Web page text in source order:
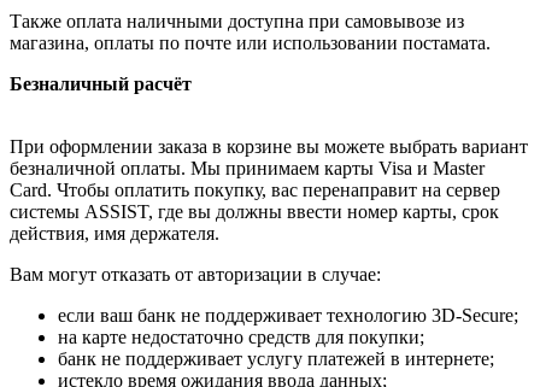
Также оплата наличными доступна при самовывозе из
магазина, оплаты по почте или использовании постамата.
Безналичный расчёт
При оформлении заказа в корзине вы можете выбрать вариант
безналичной оплаты. Мы принимаем карты Visa и Master
Card. Чтобы оплатить покупку, вас перенаправит на сервер
системы ASSIST, где вы должны ввести номер карты, срок
действия, имя держателя.
Вам могут отказать от авторизации в случае:
если ваш банк не поддерживает технологию 3D-Secure;
на карте недостаточно средств для покупки;
банк не поддерживает услугу платежей в интернете;
истекло время ожидания ввода данных;